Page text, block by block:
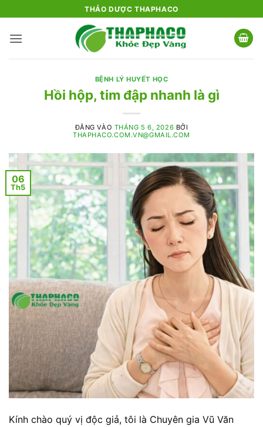
qua
nội
THẢO DƯỢC THAPHACO
BỆNH LÝ HUYẾT HỌC
Hồi hộp, tim đập nhanh là gì
ĐĂNG VÀO THÁNG 5 6, 2026 BỞI
THAPHACO.COM.VN@GMAIL.COM
06
Th5
Kính chào quý vị độc giả, tôi là Chuyên gia Vũ Văn